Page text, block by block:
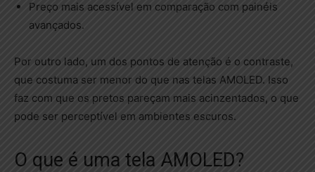
Preço mais acessível em comparação com painéis
avançados.
Por outro lado, um dos pontos de atenção é o contraste,
que costuma ser menor do que nas telas AMOLED. Isso
faz com que os pretos pareçam mais acinzentados, o que
pode ser perceptível em ambientes escuros.
O que é uma tela AMOLED?